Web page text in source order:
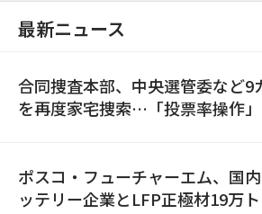
最新ニュース
合同捜査本部、中央選管委など9
を再度家宅捜索…「投票率操作
ポスコ・フューチャーエム、国
ッテリー企業とLFP正極材19万